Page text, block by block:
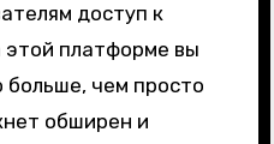
доступ к
этой платформе вы
чем просто
обширен и